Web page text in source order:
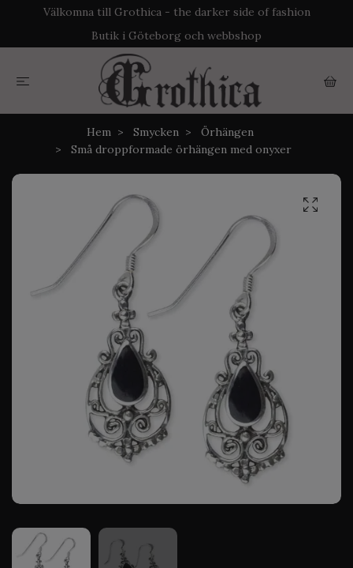
Välkomna till Grothica - the darker side of fashion
Butik i Göteborg och webbshop
Hem Smycken
Örhängen
Små droppformade örhängen med onyxer